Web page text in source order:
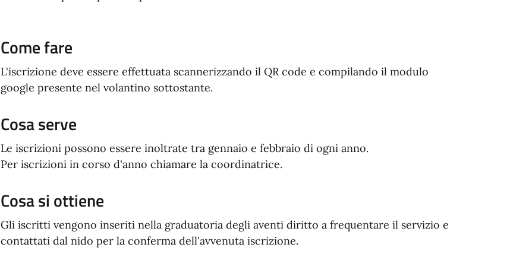
Come fare
L'iscrizione deve essere effettuata scannerizzando il QR code e compilando il modulo
google presente nel volantino sottostante.
Cosa serve
Le iscrizioni possono essere inoltrate tra gennaio e febbraio di ogni anno.
Per iscrizioni in corso d'anno chiamare la coordinatrice.
Cosa si ottiene
Gli iscritti vengono inseriti nella graduatoria degli aventi diritto a frequentare il servizio e
contattati dal nido per la conferma dell'avvenuta iscrizione.